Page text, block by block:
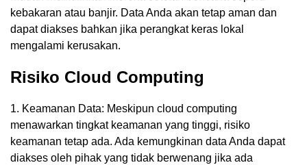
kebakaran atau banjir. Data Anda akan tetap aman dan
dapat diakses bahkan jika perangkat keras lokal
mengalami kerusakan.
Risiko Cloud Computing
1. Keamanan Data: Meskipun cloud computing
menawarkan tingkat keamanan yang tinggi, risiko
keamanan tetap ada. Ada kemungkinan data Anda dapat
diakses oleh pihak yang tidak berwenang jika ada